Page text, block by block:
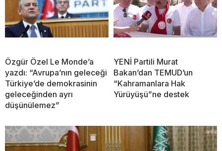
Özgür Özel Le Monde’a
yazdı: “Avrupa’nın geleceği
Türkiye’de demokrasinin
geleceğinden ayrı
düşünülemez”
YENİ Partili Murat
Bakan’dan TEMUD’un
“Kahramanlara Hak
Yürüyüşü”ne destek